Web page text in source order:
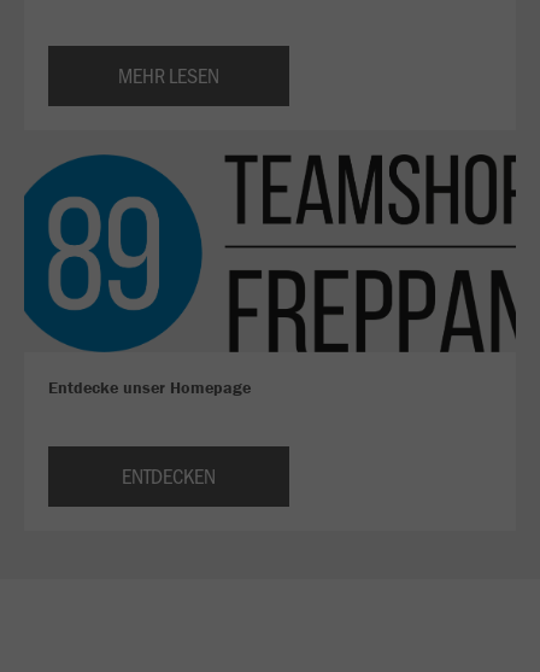
MEHR LESEN
Entdecke unser Homepage
ENTDECKEN